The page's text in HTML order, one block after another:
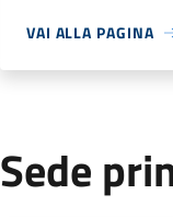
VAI ALLA PAGINA
Sede